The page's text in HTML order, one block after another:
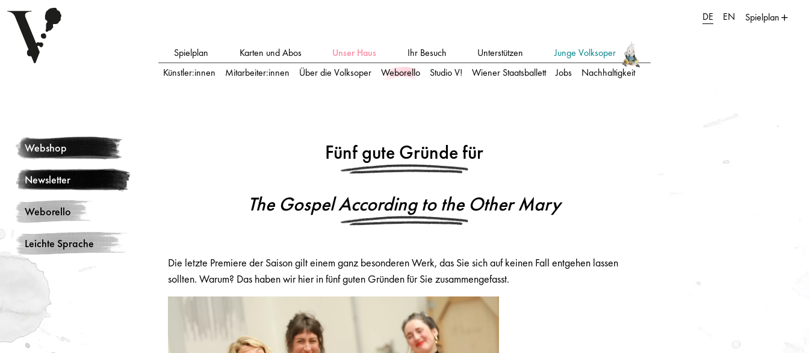
Spielplan Karten und Abos
Unser Haus
Künstler:innen
Mitarbeiter:innen Über die Volksoper Weborello Studio V! Wiener Staatsballett Jobs Nachhaltigkeit
Ihr Besuch Unterstützen Junge Volksoper
DE EN Spielplan
Webshop
Newsletter
Weborello
Leichte Sprache
Fünf gute Gründe für
The Gospel According to the Other Mary
Die letzte Premiere der Saison gilt einem ganz besonderen Werk, das Sie sich auf keinen Fall entgehen lassen
sollten. Warum? Das haben wir hier in fünf guten Gründen für Sie zusammengefasst.